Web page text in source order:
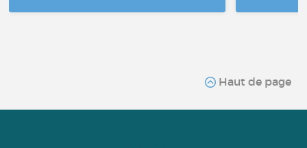
Haut de page